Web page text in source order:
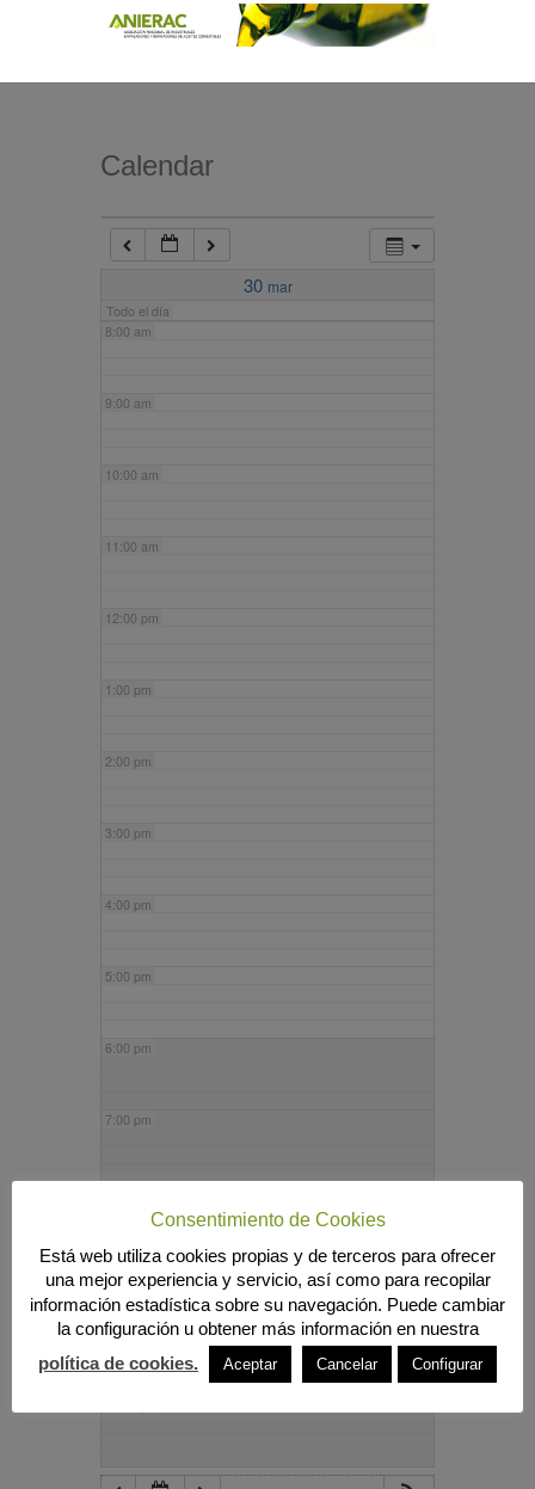
Calendar
30 mar
Todo el día
7:00 am
8:00 am
9:00 am
10:00 am
11:00 am
12:00 pm
1:00 pm
2:00 pm
3:00 pm
4:00 pm
5:00 pm
6:00 pm
7:00 pm
9:00 pm
10:00 pm
Consentimiento de Cookies
Está web utiliza cookies propias y de terceros para ofrecer
una mejor experiencia y servicio, así como para recopilar
información estadística sobre su navegación. Puede cambiar
la configuración u obtener más información en nuestra
política de cookies.
Aceptar Cancelar Configurar